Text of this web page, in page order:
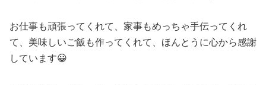
お仕事も頑張ってくれて、家事もめっちゃ手伝ってくれ
て、美味しいご飯も作ってくれて、ほんとうに心から感謝
しています😀